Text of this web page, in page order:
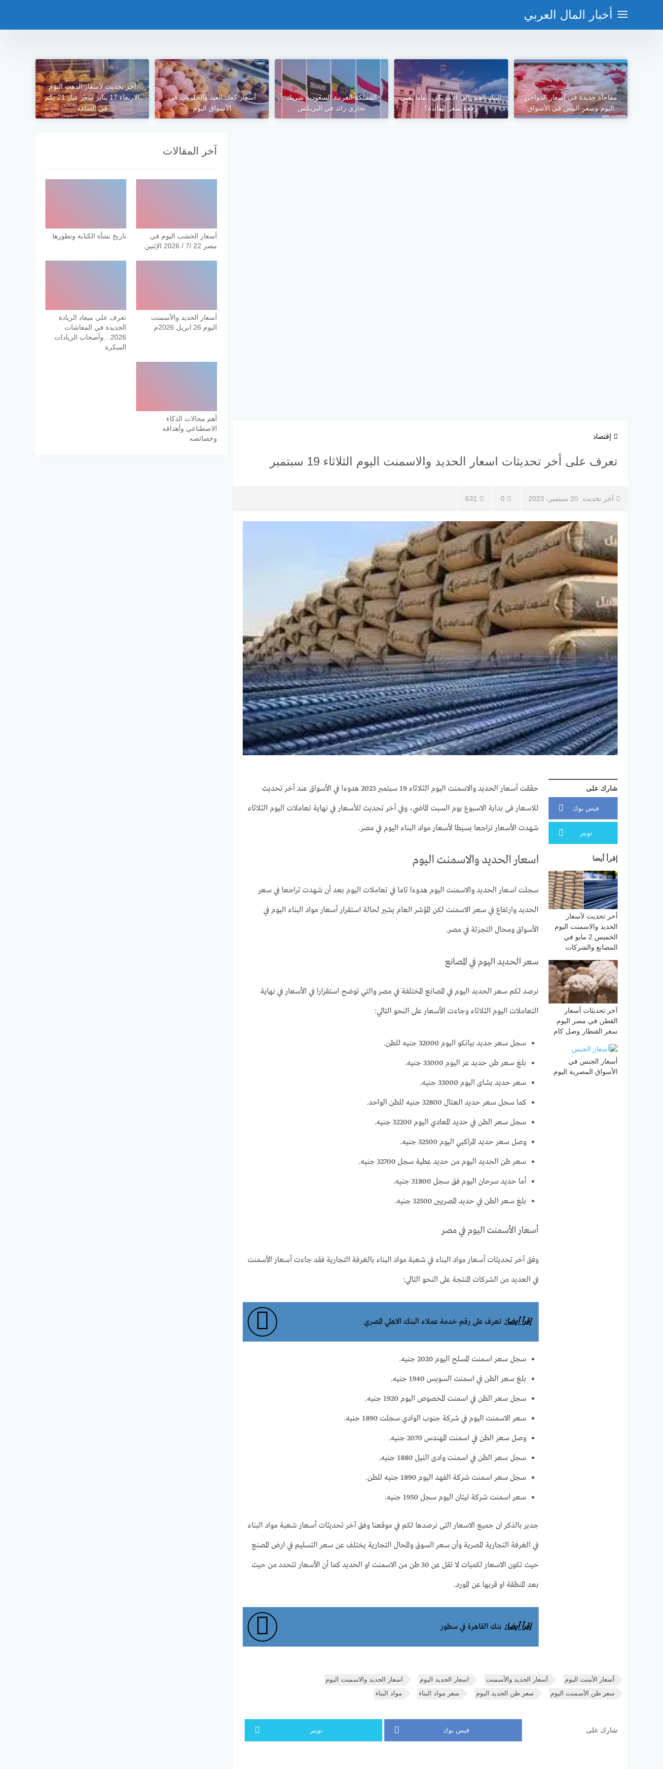
أخبار المال العربي
مفاجأة جديدة في أسعار الدواجن
اليوم وسعر البيض في الأسواق
البنك الفيدرالي الأمريكي.. ماذا يعني
رفعه سعر الفائدة؟
المملكة العربية السعودية شريك
تجاري رائد في البريكس
أسعار كعك العيد والحلويات في
الأسواق اليوم
أخر تحديث لأسعار الذهب اليوم
الاربعاء 17 يناير سعر عيار 21 بكم
في الصاغة
إقتصاد
تعرف على أخر تحديثات اسعار الحديد والاسمنت اليوم الثلاثاء 19 سبتمبر
آخر تحديث: 20 سبتمبر، 2023 0
631
شارك على
فيس بوك
تويتر
إقرأ أيضا
أخر تحديث لأسعار
الحديد والاسمنت اليوم
الخميس 2 مايو في
المصانع والشركات
آخر تحديثات أسعار
القطن في مصر اليوم
سعر القنطار وصل كام
أسعار الجبس في
الأسواق المصرية اليوم
حققت أسعار الحديد والاسمنت اليوم الثلاثاء 19 سبتمبر 2023 هدوءا في الأسواق عند أخر تحديث
للاسعار فى بداية الاسبوع يوم السبت الماضي، وفي أخر تحديث للأسعار في نهاية تعاملات اليوم الثلاثاء
شهدت الأسعار تراجعا بسيطا لأسعار مواد البناء اليوم في مصر.
اسعار الحديد والاسمنت اليوم
سجلت اسعار الحديد والاسمنت اليوم هدوءا تاما في تعاملات اليوم بعد أن شهدت تراجعا في سعر
الحديد وارتفاع في سعر الاسمنت لكن المؤشر العام يشير لحالة استقرار أسعار مواد البناء اليوم في
الأسواق ومحال التجزئة في مصر.
سعر الحديد اليوم في المصانع
نرصد لكم سعر الحديد اليوم في المصانع المختلفة في مصر والتي توضح استقرارا في الأسعار في نهاية
التعاملات اليوم الثلاثاء وجاءت الأسعار على النحو التالي:
سجل سعر حديد بيانكو اليوم 32000 جنيه للطن.
بلغ سعر طن حديد عز اليوم 33000 جنيه.
سعر حديد بشاى اليوم 33000 جنيه.
كما سجل سعر حديد العتال 32800 جنيه للطن الواحد.
سجل سعر الطن في حديد المعادي اليوم 32200 جنيه.
وصل سعر حديد المراكبي اليوم 32500 جنيه.
سعر طن الحديد اليوم من حديد عطية سجل 32700 جنيه.
أما حديد سرحان اليوم فق سجل 31800 جنيه.
بلغ سعر الطن في حديد المصريين 32500 جنيه.
أسعار الأسمنت اليوم في مصر
وفق آخر تحديثات أسعار مواد البناء في شعبة مواد البناء بالغرفة التجارية فقد جاءت أسعار الأسمنت
في العديد من الشركات المنتجة على النحو التالي:
إقرأ أيضا: تعرف على رقم خدمة عملاء البنك الاهلي المصري
سجل سعر اسمنت المسلح اليوم 2020 جنيه.
بلغ سعر الطن في اسمنت السويس 1940 جنيه.
سجل سعر الطن في اسمنت المخصوص اليوم 1920 جنيه.
سعر الاسمنت اليوم في شركة جنوب الوادي سجلت 1890 جنيه.
وصل سعر الطن في اسمنت المهندس 2070 جنيه.
سجل سعر الطن في اسمنت وادى النيل 1880 جنيه.
سجل سعر اسمنت شركة الفهد اليوم 1890 جنيه للطن.
سعر اسمنت شركة تيتان اليوم سجل 1950 جنيه.
جدير بالذكر ان جميع الاسعار التى نرصدها لكم في موقعنا وفق آخر تحديثات أسعار شعبة مواد البناء
في الغرفة التجارية المصرية وأن سعر السوق والمحال التجارية يختلف عن سعر التسليم في ارض المصنع
حيث تكون الاسعار لكميات لا تقل عن 30 طن من الاسمنت او الحديد كما أن الأسعار تتحدد من حيث
بعد المنطقة او قربها عن المورد.
إقرأ أيضا: بنك القاهرة في سطور
أسعار الأمنت اليوم أسعار الحديد والأسمنت اسعار الحديد اليوم
اسعار الحديد والاسمنت اليوم
سعر طن الأسمنت اليوم
سعر طن الحديد اليوم سعر مواد البناء مواد البناء
شارك على فيس بوك تويتر
آخر المقالات
أسعار الخشب اليوم في
مصر 22 /7 / 2026 الإثنين
تاريخ نشأة الكتابة وتطورها
أسعار الحديد والأسمنت
اليوم 26 ابريل 2026م
تعرف على ميعاد الزيادة
الجديدة في المعاشات
2026…وأصحاب الزيادات
المبكرة
أهم مجالات الذكاء
الاصطناعي وأهدافه
وخصائصه